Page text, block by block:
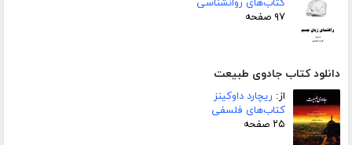
کتاب‌های روانشناسی
۹۷ صفحه
دانلود کتاب جادوی طبیعت
از: ریچارد داوکینز
کتاب‌های فلسفی
۲۵ صفحه